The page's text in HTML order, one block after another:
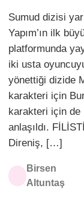
Sumud dizisi
Yapım’ın ilk
platformunda
iki usta
yönettiği dizide
karakteri için
karakteri için de
anlaşıldı.
Direniş, […]
Birsen
Altuntaş